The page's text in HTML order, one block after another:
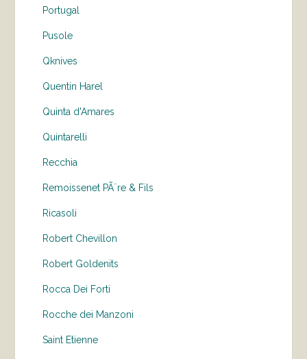
Portugal
Pusole
Qknives
Quentin Harel
Quinta d'Amares
Quintarelli
Recchia
Remoissenet PÃ¨re & Fils
Ricasoli
Robert Chevillon
Robert Goldenits
Rocca Dei Forti
Rocche dei Manzoni
Saint Etienne